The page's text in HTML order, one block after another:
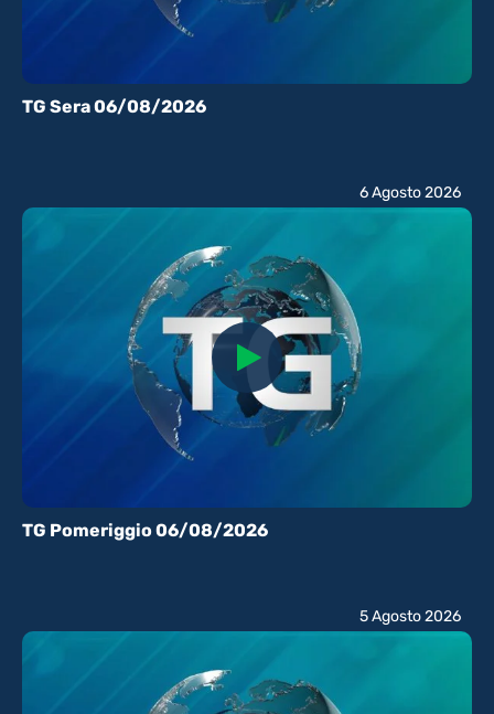
TG Sera 06/08/2026
TG Pomeriggio 06/08/2026
6 Agosto 2026
5 Agosto 2026